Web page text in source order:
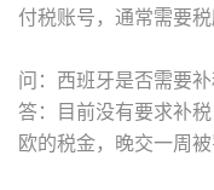
付税账号，通常需要税
问：西班牙是否需要
答：目前没有要求补税
欧的税金，晚交一周被